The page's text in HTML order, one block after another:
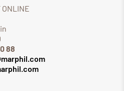
ONLINE
88